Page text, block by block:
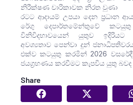
නිරීක්ෂණ චාරිකාවක නිරත වුණා
රටට ආදායම් උපයා දෙන ප්‍රධාන
රේගු දෙපාර්තමේන්තුවේ
විනිවිදභාවයෙන් යුතුව ඉදිරියට
අවශ්‍යතාව පෙන්වා දුන්
එක්ව කටයුතු කරමින් 2026
ජයග්‍රහණය කරවීමට කැපවිය යුතු
Share